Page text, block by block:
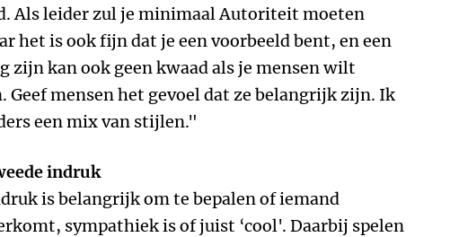
Als leider zul je minimaal Autoriteit moeten
het is ook fijn dat je een voorbeeld bent, en een
zijn kan ook geen kwaad als je mensen wilt
Geef mensen het gevoel dat ze belangrijk zijn. Ik
een mix van stijlen."
indruk
is belangrijk om te bepalen of iemand
sympathiek is of juist ‘cool'. Daarbij spelen